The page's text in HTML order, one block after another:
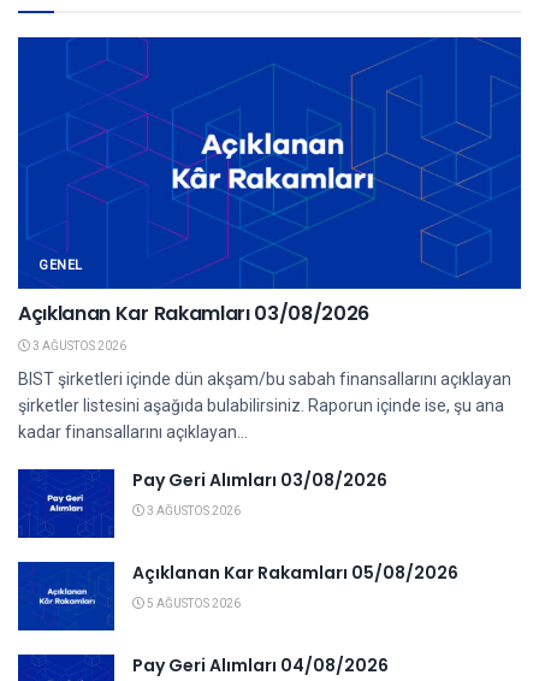
GENEL
Açıklanan Kar Rakamları 03/08/2026
3 AĞUSTOS 2026
BIST şirketleri içinde dün akşam/bu sabah finansallarını açıklayan
şirketler listesini aşağıda bulabilirsiniz. Raporun içinde ise, şu ana
kadar finansallarını açıklayan...
Pay Geri Alımları 03/08/2026
3 AĞUSTOS 2026
Açıklanan Kar Rakamları 05/08/2026
5 AĞUSTOS 2026
Pay Geri Alımları 04/08/2026